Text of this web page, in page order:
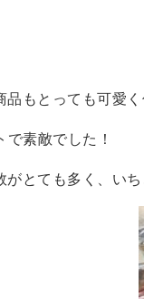
品もとっても可愛
で素敵でした！
がとても多く、い